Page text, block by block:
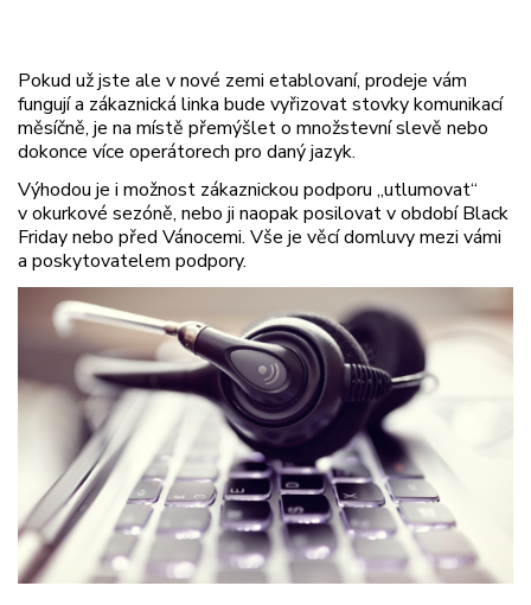
Pokud už jste ale v nové zemi etablovaní, prodeje vám
fungují a zákaznická linka bude vyřizovat stovky komunikací
měsíčně, je na místě přemýšlet o množstevní slevě nebo
dokonce více operátorech pro daný jazyk.
Výhodou je i možnost zákaznickou podporu „utlumovat“
v okurkové sezóně, nebo ji naopak posilovat v období Black
Friday nebo před Vánocemi. Vše je věcí domluvy mezi vámi
a poskytovatelem podpory.